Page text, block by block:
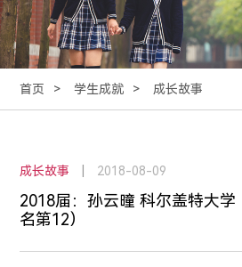
首页 学生成就 成长故事
成长故事 2018-08-09
2018届：孙云曈 科尔盖特大
名第12）